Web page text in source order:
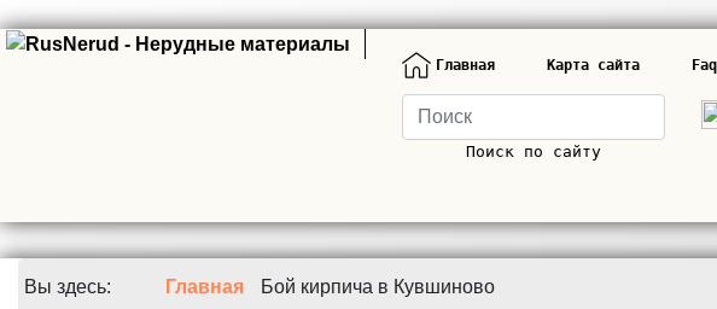
Главная Карта сайта Faq
Поиск по сайту
Вы здесь: Главная Бой кирпича в Кувшиново